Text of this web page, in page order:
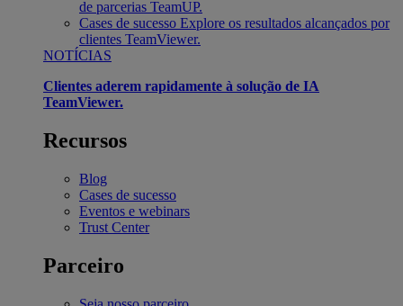
de parcerias TeamUP.
Cases de sucesso Explore os resultados alcançados por
clientes TeamViewer.
NOTÍCIAS
Clientes aderem rapidamente à solução de IA
TeamViewer.
Recursos
Blog
Cases de sucesso
Eventos e webinars
Trust Center
Parceiro